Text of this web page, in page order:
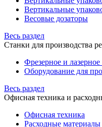
Вертикальные
Весовые дозаторы
Весь раздел
Станки для производства
Фрезерное и
Оборудование для
Весь раздел
Офисная техника и
Офисная техника
Расходные материалы